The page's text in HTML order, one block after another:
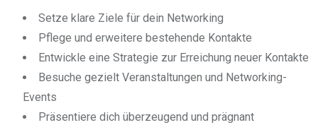
Setze klare Ziele für dein Networking
Pflege und erweitere bestehende Kontakte
Entwickle eine Strategie zur Erreichung neuer Kontakte
Besuche gezielt Veranstaltungen und Networking-
Events
Präsentiere dich überzeugend und prägnant